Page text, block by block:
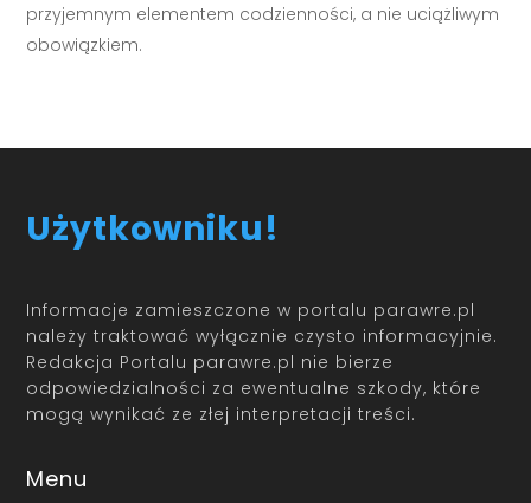
przyjemnym elementem codzienności, a nie uciążliwym
obowiązkiem.
Użytkowniku!
Informacje zamieszczone w portalu parawre.pl
należy traktować wyłącznie czysto informacyjnie.
Redakcja Portalu parawre.pl nie bierze
odpowiedzialności za ewentualne szkody, które
mogą wynikać ze złej interpretacji treści.
Menu